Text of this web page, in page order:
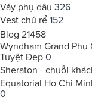
Váy phụ dâu 326
Vest chú rể 152
Blog 21458
Wyndham Grand
Tuyệt Đẹp 0
Sheraton - chuỗi
Equatorial Ho Chi
0